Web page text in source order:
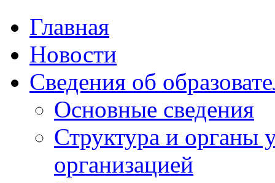
Главная
Новости
Сведения об
Основные сведения
Структура и органы
организацией